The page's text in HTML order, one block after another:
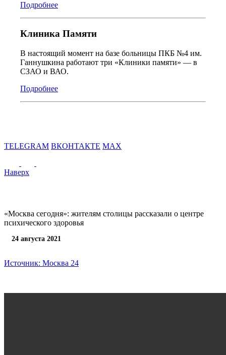
Подробнее
Клиника Памяти
В настоящий момент на базе больницы ПКБ №4 им.
Ганнушкина работают три «Клиники памяти» — в
СЗАО и ВАО.
Подробнее
TELEGRAM ВКОНТАКТЕ MAX
Наверх
«Москва сегодня»: жителям столицы рассказали о центре
психического здоровья
24 августа 2021
Источник: Москва 24